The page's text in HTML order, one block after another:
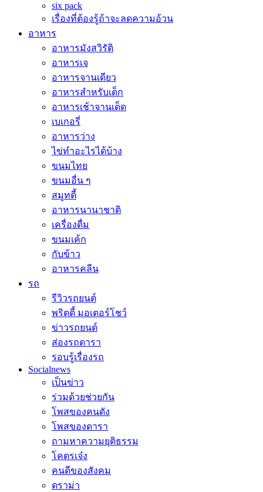
six pack
เรื่องที่ต้องรู้ถ้าจะลดความอ้วน
อาหาร
อาหารมังสวิรัติ
อาหารเจ
อาหารจานเดียว
อาหารสำหรับเด็ก
อาหารเช้าจานเด็ด
เบเกอรี่
อาหารว่าง
ไข่ทำอะไรได้บ้าง
ขนมไทย
ขนมอื่น ๆ
สมูทตี้
อาหารนานาชาติ
เครื่องดื่ม
ขนมเค้ก
กับข้าว
อาหารคลีน
รถ
รีวิวรถยนต์
พริตตี้ มอเตอร์โชว์
ข่าวรถยนต์
ส่องรถดารา
รอบรู้เรื่องรถ
Socialnews
เป็นข่าว
ร่วมด้วยช่วยกัน
โพสของคนดัง
โพสของดารา
ถามหาความยุติธรรม
โคตรเจ๋ง
คนดีของสังคม
ดราม่า